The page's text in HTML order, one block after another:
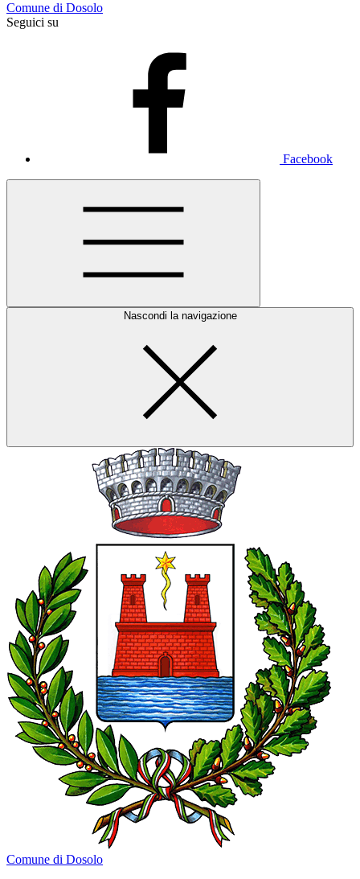
Comune di Dosolo
Seguici su
Facebook
Nascondi la navigazione
Comune di Dosolo